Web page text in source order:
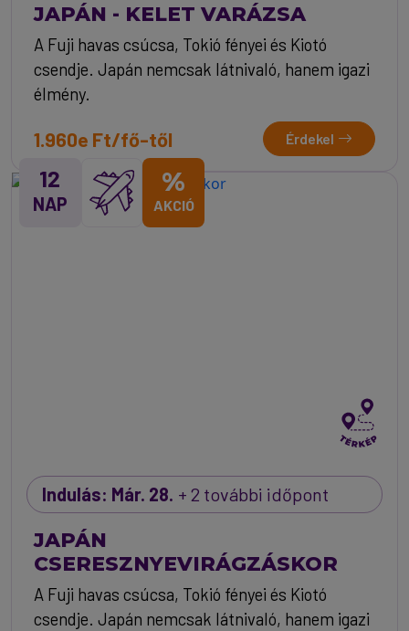
JAPÁN - KELET VARÁZSA
A Fuji havas csúcsa, Tokió fényei és Kiotó
csendje. Japán nemcsak látnivaló, hanem igazi
élmény.
1.960e Ft/fő-től Érdekel
12
NAP
%
AKCIÓ
Indulás: Már. 28. + 2 további időpont
JAPÁN
CSERESZNYEVIRÁGZÁSKOR
A Fuji havas csúcsa, Tokió fényei és Kiotó
csendje. Japán nemcsak látnivaló, hanem igazi